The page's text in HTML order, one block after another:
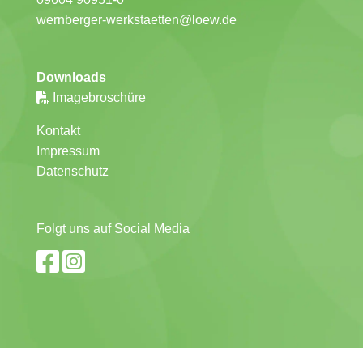
wernberger-werkstaetten@loew.de
Downloads
Imagebroschüre
Kontakt
Impressum
Datenschutz
Folgt uns auf Social Media